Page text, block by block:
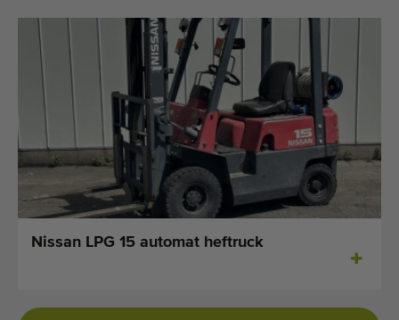
Nissan LPG 15 automat heftruck